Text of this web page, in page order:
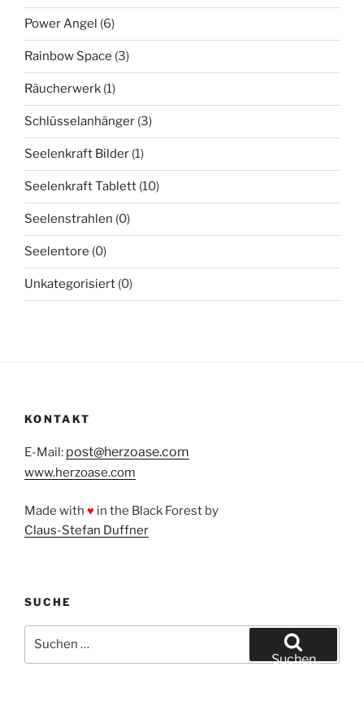
Power Angel (6)
Rainbow Space (3)
Räucherwerk (1)
Schlüsselanhänger (3)
Seelenkraft Bilder (1)
Seelenkraft Tablett (10)
Seelenstrahlen (0)
Seelentore (0)
Unkategorisiert (0)
KONTAKT
E-Mail: post@herzoase.com
www.herzoase.com
Made with ♥ in the Black Forest by
Claus-Stefan Duffner
SUCHE
nach:
Suchen